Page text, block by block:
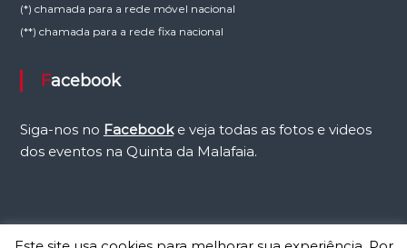
(*) chamada para a rede móvel nacional
(**) chamada para a rede fixa nacional
Facebook
Siga-nos no Facebooke veja todas as fotos e videos
dos eventos na Quinta da Malafaia.